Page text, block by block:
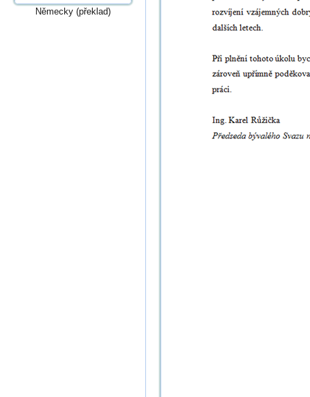
Německy (překlad)